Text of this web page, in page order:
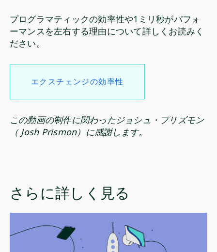
プログラマティックの効率性や1ミリ秒がパフォ
ーマンスを左右する理由について詳しくお読みく
ださい。
エクスチェンジの効率性
この動画の制作に関わったジョシュ・プリズモン
（ Josh Prismon）に感謝します。
さらに詳しく見る